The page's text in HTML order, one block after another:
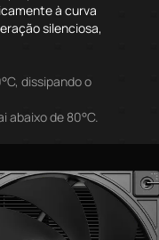
à curva
silenciosa,
dissipando o
abaixo de 80°C.